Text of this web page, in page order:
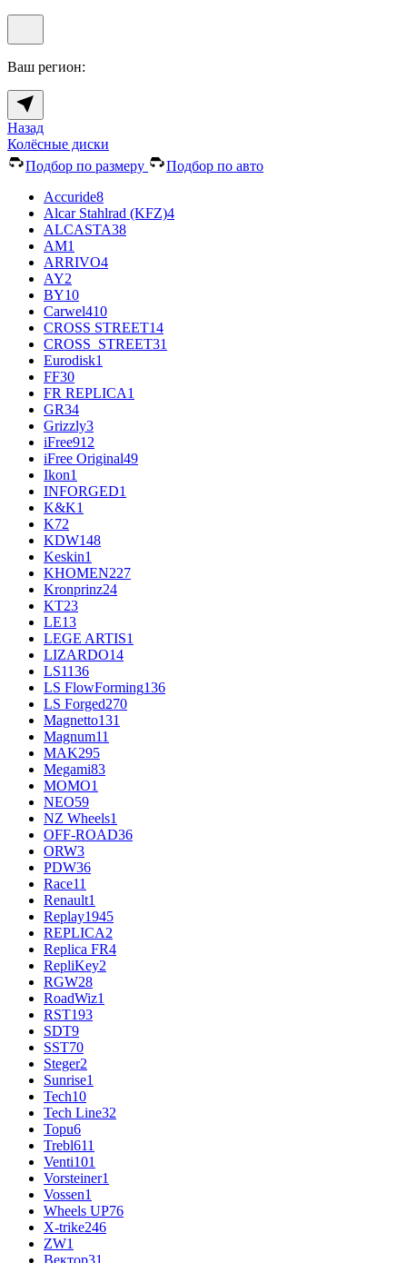
Ваш регион:
Назад
Колёсные диски
Подбор по размеру
Подбор по авто
Accuride8
Alcar Stahlrad (KFZ)4
ALCASTA38
AM1
ARRIVO4
AY2
BY10
Carwel410
CROSS STREET14
CROSS_STREET31
Eurodisk1
FF30
FR REPLICA1
GR34
Grizzly3
iFree912
iFree Original49
Ikon1
INFORGED1
K&K1
K72
KDW148
Keskin1
KHOMEN227
Kronprinz24
KT23
LE13
LEGE ARTIS1
LIZARDO14
LS1136
LS FlowForming136
LS Forged270
Magnetto131
Magnum11
MAK295
Megami83
MOMO1
NEO59
NZ Wheels1
OFF-ROAD36
ORW3
PDW36
Race11
Renault1
Replay1945
REPLICA2
Replica FR4
RepliKey2
RGW28
RoadWiz1
RST193
SDT9
SST70
Steger2
Sunrise1
Tech10
Tech Line32
Topu6
Trebl611
Venti101
Vorsteiner1
Vossen1
Wheels UP76
X-trike246
ZW1
Вектор31